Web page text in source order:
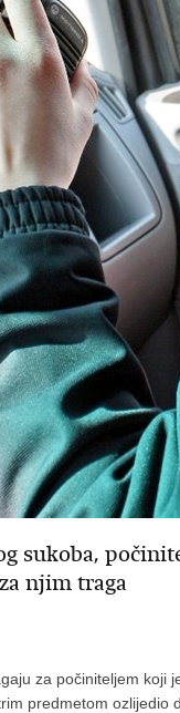
sukoba,
njim traga
za počiniteljem koji
predmetom ozlijedio